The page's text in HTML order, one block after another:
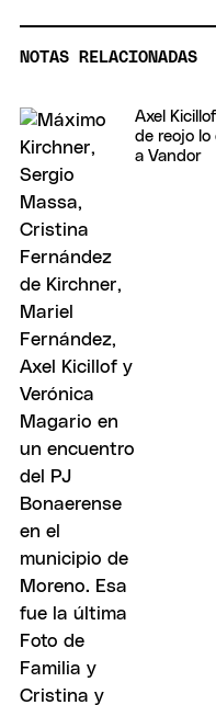
NOTAS RELACIONADAS
Axel
de reojo
a Vandor